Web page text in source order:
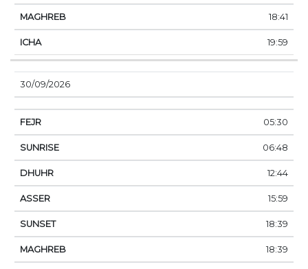
18:41
19:59
30/09/2026
05:30
06:48
12:44
15:59
18:39
18:39